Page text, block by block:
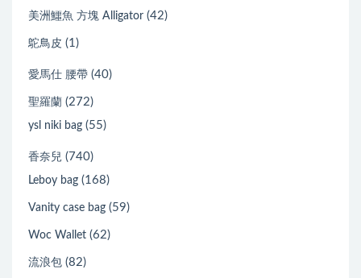
美洲鱷魚 方塊 Alligator (42)
鴕鳥皮 (1)
愛馬仕 腰帶 (40)
聖羅蘭 (272)
ysl niki bag (55)
香奈兒 (740)
Leboy bag (168)
Vanity case bag (59)
Woc Wallet (62)
流浪包 (82)